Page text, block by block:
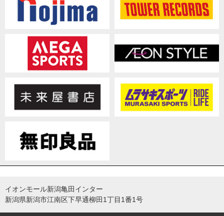
イオンモール新潟亀田インター
新潟県新潟市江南区下早通柳田1丁目1番1号